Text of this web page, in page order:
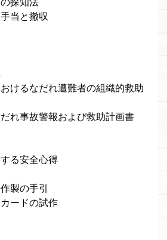
探知法
当と撤収
けるなだれ遭難者の組織的救助
れ事故警報および救助計画書
る安全心得
製の手引
ードの試作